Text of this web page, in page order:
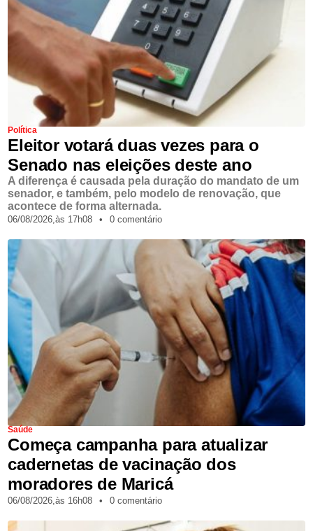
Política
Eleitor votará duas vezes para o
Senado nas eleições deste ano
A diferença é causada pela duração do mandato de um
senador, e também, pelo modelo de renovação, que
acontece de forma alternada.
06/08/2026,às 17h08 • 0 comentário
Saúde
Começa campanha para atualizar
cadernetas de vacinação dos
moradores de Maricá
06/08/2026,às 16h08 • 0 comentário